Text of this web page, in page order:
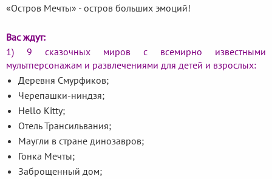
«Остров Мечты» - остров больших эмоций!
Вас ждут:
1) 9 сказочных миров с всемирно известными
мультперсонажам и развлечениями для детей и взрослых:
Деревня Смурфиков;
Черепашки-ниндзя;
Hello Kitty;
Отель Трансильвания;
Маугли в стране динозавров;
Гонка Мечты;
Заброщенный дом;